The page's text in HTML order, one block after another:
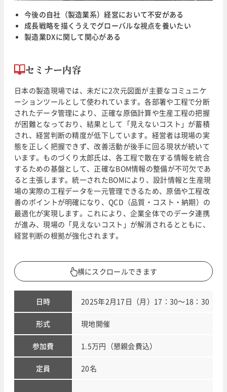
今後の自社（製造業系）経営において不安がある
成長戦略を描くうえでグローバルな視点を養いたい
製造業DXに関して関心がある
セミナー内容
日本の製造現場では、未だに2次元図面が主要なコミュニケ
ーションツールとして使われています。各部署や工程で分断
されたデータ管理により、正確な原価計算や生産工程の把握
が困難となっており、結果として「見えないコスト」が蓄積
され、経営判断の精度が低下しています。経営者は現場の実
態を正しく把握できず、改善活動が後手に回る現状が続いて
います。ものづくり太郎氏は、各工程で散在する情報を統合
するための基盤として、正確なBOM情報の整備が不可欠であ
ると主張します。統一されたBOMにより、設計情報と生産現
場の実際の工程データを一元管理できるため、原価や工程改
善のポイントが明確になり、QCD（品質・コスト・納期）の
最適化が実現します。これにより、企業全体でのデータ連携
が進み、現場の「見えないコスト」が解消されるとともに、
経営判断の根拠が強化されます。
横にスクロールできます
日時 2025年2月17日（月）17：30～18：30
形式 現地開催
参加費 1.5万円（懇親会費込）
定員 20名